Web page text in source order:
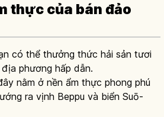
thực của bán đảo
có thể thưởng thức hải sản tươi
phương hấp dẫn.
nằm ở nền ẩm thực phong phú
ra vịnh Beppu và biển Suō-